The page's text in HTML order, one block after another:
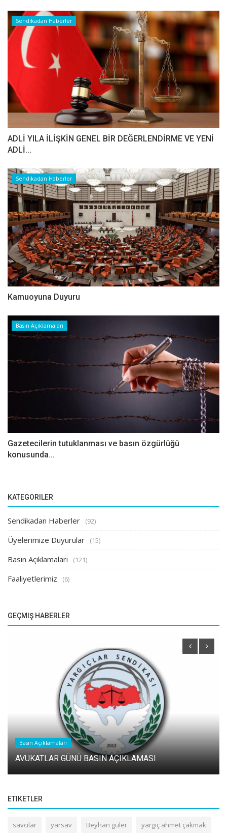
Sendikadan Haberler
ADLİ YILA İLİŞKİN GENEL BİR DEĞERLENDİRME VE YENİ
ADLİ...
Sendikadan Haberler
Kamuoyuna Duyuru
Basın Açıklamaları
Gazetecilerin tutuklanması ve basın özgürlüğü
konusunda...
KATEGORILER
Sendikadan Haberler (92)
Üyelerimize Duyurular (15)
Basın Açıklamaları (121)
Faaliyetlerimiz (6)
GEÇMIŞ HABERLER
Basın Açıklamaları
AVUKATLAR GÜNÜ BASIN AÇIKLAMASI
ETIKETLER
savcılar yarsav Beyhan güler yargıç ahmet çakmak